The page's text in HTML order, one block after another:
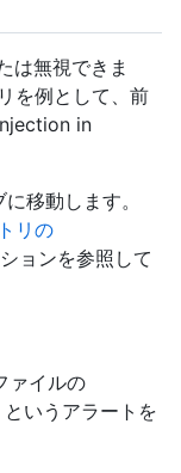
無視できま
を例として、前
in
移動します。
リの
ョンを参照して
ァイルの
いうアラートを